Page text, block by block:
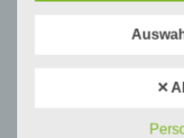
Begrifflichkeiten, die
✕